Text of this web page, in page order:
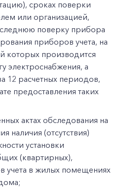
сроках поверки
или организацией,
поверку прибора
приборов учета, на
которых производится
электроснабжения, а
12 расчетных периодов,
предоставления таких
актах обследования на
наличия (отсутствия)
установки
(квартирных),
учета в жилых помещениях